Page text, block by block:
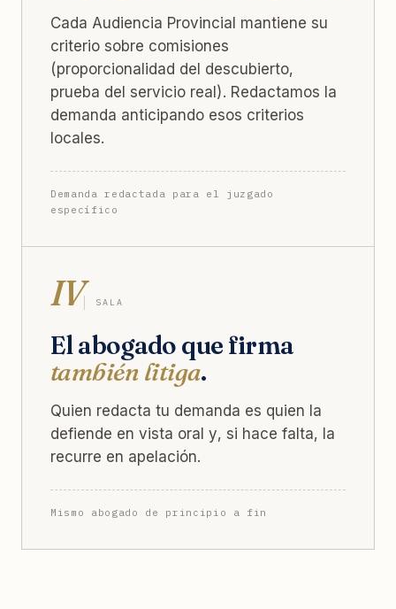
Cada Audiencia Provincial mantiene su
criterio sobre comisiones
(proporcionalidad del descubierto,
prueba del servicio real). Redactamos la
demanda anticipando esos criterios
locales.
Demanda redactada para el juzgado
específico
IV SALA
El abogado que firma
también litiga.
Quien redacta tu demanda es quien la
defiende en vista oral y, si hace falta, la
recurre en apelación.
Mismo abogado de principio a fin